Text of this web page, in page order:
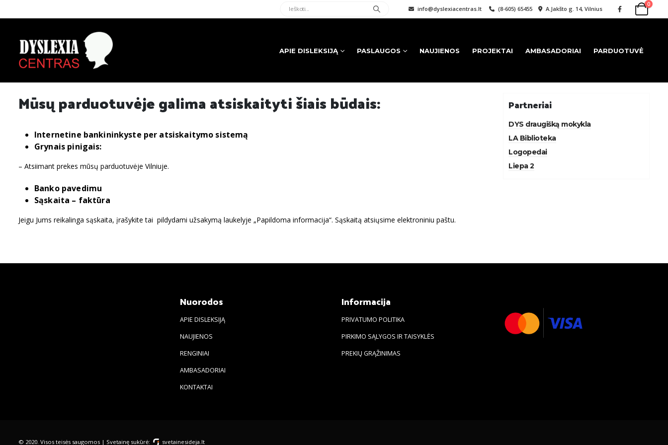
info@dyslexiacentras.lt (8-605) 65455 A.Jakšto g. 14, Vilnius
0
APIE DISLEKSIJĄ PASLAUGOS NAUJIENOS PROJEKTAI AMBASADORIAI PARDUOTUVĖ
Mūsų parduotuvėje galima atsiskaityti šiais būdais:
Internetine bankininkyste per atsiskaitymo sistemą
Grynais pinigais:
– Atsiimant prekes mūsų parduotuvėje Vilniuje.
Banko pavedimu
Sąskaita – faktūra
Jeigu Jums reikalinga sąskaita, įrašykite tai pildydami užsakymą laukelyje „Papildoma informacija“. Sąskaitą atsiųsime elektroniniu paštu.
Partneriai
DYS draugišką mokykla
LA Biblioteka
Logopedai
Liepa 2
Nuorodos
APIE DISLEKSIJĄ
NAUJIENOS
RENGINIAI
AMBASADORIAI
KONTAKTAI
Informacija
PRIVATUMO POLITIKA
PIRKIMO SĄLYGOS IR TAISYKLĖS
PREKIŲ GRĄŽINIMAS
© 2020. Visos teisės saugomos | Svetainę sukūrė: svetainesideja.lt